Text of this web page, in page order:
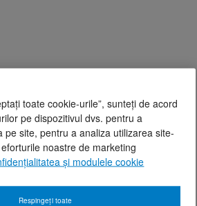
toate cookie-urile”, sunteți de acord
pe dispozitivul dvs. pentru a
pe site, pentru a analiza utilizarea site-
noastre de marketing
și modulele cookie
Respingeți toate